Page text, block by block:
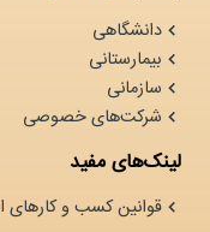
دانشگاهی
بیمارستانی
سازمانی
شرکت‌های خصوصی
لینک‌های مفید
قوانین کسب و کارهای